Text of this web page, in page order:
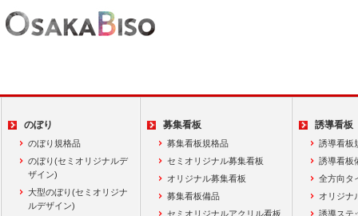
のぼり
のぼり規格品
のぼり(セミオリジナルデ
ザイン)
大型のぼり(セミオリジナ
ルデザイン)
募集看板
募集看板規格品
セミオリジナル募集看板
オリジナル募集看板
募集看板備品
セミオリジナルアクリル看板
誘導看板
誘導看板
誘導看板
全方向タ
オリジナ
誘導ステ